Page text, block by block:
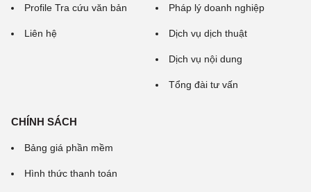
Profile Tra cứu văn bản
Liên hệ
Pháp lý doanh nghiệp
Dịch vụ dịch thuật
Dịch vụ nội dung
Tổng đài tư vấn
CHÍNH SÁCH
Bảng giá phần mềm
Hình thức thanh toán